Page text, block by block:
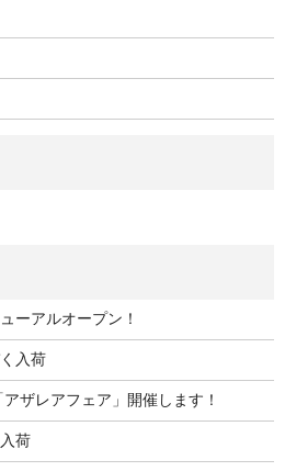
ーアルオープン！
入荷
アザレアフェア」開催します！
荷